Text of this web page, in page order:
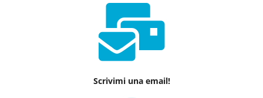
Scrivimi una email!